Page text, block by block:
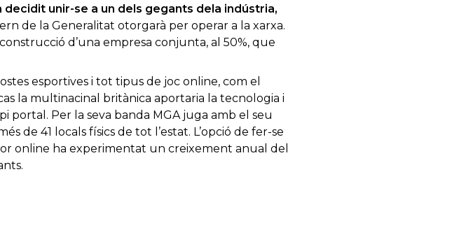
decidit unir-se a un dels gegants dela indústria,
de la Generalitat otorgarà per operar a la xarxa.
d’una empresa conjunta, al 50%, que
esportives i tot tipus de joc online, com el
la multinacinal britànica aportaria la tecnologia i
portal. Per la seva banda MGA juga amb el seu
de 41 locals físics de tot l’estat. L’opció de fer-se
online ha experimentat un creixement anual del